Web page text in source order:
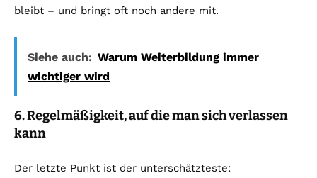
bleibt – und bringt oft noch andere mit.
Siehe auch: Warum Weiterbildung immer
wichtiger wird
6. Regelmäßigkeit, auf die man sich verlassen
kann
Der letzte Punkt ist der unterschätzteste: